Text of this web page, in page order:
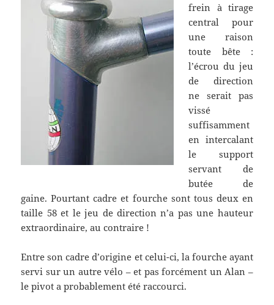
frein à tirage
central pour
une raison
toute bête :
l’écrou du jeu
de direction
ne serait pas
vissé
suffisamment
en intercalant
le support
servant de
butée de
gaine. Pourtant cadre et fourche sont tous deux en
taille 58 et le jeu de direction n’a pas une hauteur
extraordinaire, au contraire !
Entre son cadre d’origine et celui-ci, la fourche ayant
servi sur un autre vélo – et pas forcément un Alan –
le pivot a probablement été raccourci.